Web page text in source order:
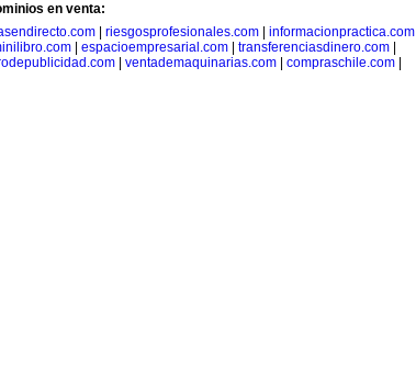
en venta:
riesgosprofesionales.com informacionpractica.com
| espacioempresarial.com| transferenciasdinero.com|
| ventademaquinarias.com| compraschile.com|